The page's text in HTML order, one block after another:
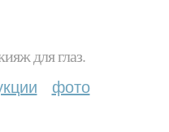
для глаз.
фото